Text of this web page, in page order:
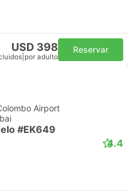
USD 398
por adulto
Reservar
Airport
#EK649
4.4